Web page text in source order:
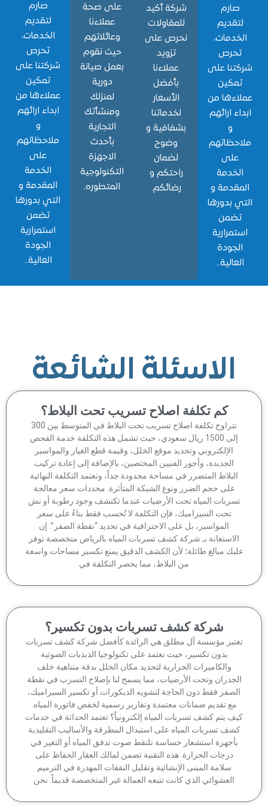
على
من
ارائهم
و
بدورها
شركة أكيد
للمقاولات
نحرص على
عملاءنا
الأسعار
لخدماتنا
بشفافية و
راحتكم و
رضائكم.
على صحة
وعائلاتهم
حيث نقوم
بعمل صيانة
ومنشأتك
التجارية
التكنولوجية
المتطوره.
الخدمات،
شركتنا على
عملاءها من
ابداء ارائهم
ملاحظاتهم
الخدمة
المقدمة و
التي بدورها
استمرارية
الاسئلة الشائعة
كم تكلفة اصلاح تسريب تحت البلاط؟
تتراوح تكلفة اصلاح تسريب تحت البلاط في المتوسط بين 300
إلى 1500 ريال سعودي، حيث تشمل هذه التكلفة خدمة الفحص
الإلكتروني وتحديد موقع الخلل، وقيمة قطع الغيار والمواسير
الجديدة، وأجور الفنيين المختصين، بالإضافة إلى إعادة تركيب
البلاط المتضرر في مساحة محدودة جداً، وتعتمد التكلفة النهائية
على حجم الضرر ونوع الشبكة المتأثرة. محددات سعر معالجة
المياه تحت الأرضيات عندما تكتشف وجود رطوبة أو نش
تحت السيراميك، فإن التكلفة لا تُحسب فقط بناءً على سعر
المواسير، بل على الاحترافية في تحديد “نقطة الصفر”. إن
بـ شركة كشف تسربات المياه بالرياض متخصصة توفر
مبالغ طائلة؛ لأن الكشف الدقيق يمنع تكسير مساحات واسعة
من البلاط، مما يحصر التكلفة في
شركة كشف تسربات بدون تكسير؟
مؤسسة آل مطلق هي الرائدة كأفضل شركة كشف تسربات
بدون تكسير، حيث نعتمد على تكنولوجيا الذبذبات الصوتية
والكاميرات الحرارية لتحديد مكان الخلل بدقة متناهية خلف
وتحت الأرضيات، مما يسمح لنا بإصلاح التسرب في نقطة
فقط دون الحاجة لتشويه الديكورات أو تكسير السيراميك،
مع تقديم ضمانات معتمدة وتقارير رسمية لخفض فاتورة المياه.
يتم كشف تسربات المياه إلكترونياً؟ تعتمد الحداثة في خدمات
تسربات المياه على استبدال المطرقة والأساليب التقليدية
بأجهزة استشعار حساسة تلتقط صوت تدفق المياه أو التغير في
درجات الحرارة. هذه التقنية تضمن لمالك العقار الحفاظ على
سلامة المبنى الإنشائية وتقليل النفقات المهدرة في الترميم
العشوائي الذي كانت تتبعه العمالة غير المتخصصة قديماً. نحن